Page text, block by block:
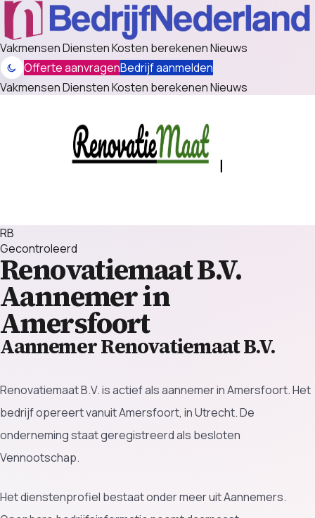
VakmensenDienstenKosten berekenenNieuws
Offerte aanvragenBedrijf aanmelden
VakmensenDienstenKosten berekenenNieuws
RB
Gecontroleerd
Renovatiemaat B.V.
Aannemer in
Amersfoort
Aannemer Renovatiemaat B.V.
Renovatiemaat B.V. is actief als aannemer in Amersfoort. Het
bedrijf opereert vanuit Amersfoort, in Utrecht. De
onderneming staat geregistreerd als besloten
Vennootschap.
Het dienstenprofiel bestaat onder meer uit Aannemers.